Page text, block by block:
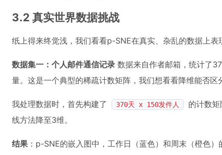
3.2 真实世界数据挑战
纸上得来终觉浅，我们看看p-SNE在真实、杂乱的数据上表
数据集一：个人邮件通信记录 数据来自作者邮箱，统计了
量。这是一个典型的稀疏计数矩阵，我们想看看降维能否
我处理数据时，首先构建了 370天 x 150发件人
的计数
线方法降至3维。
结果 ：p-SNE的嵌入图中，工作日（蓝色）和周末（橙色